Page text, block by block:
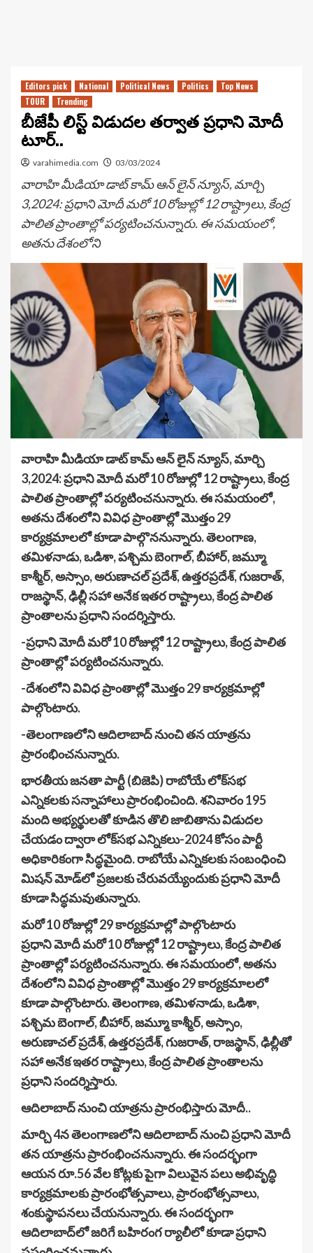
Editors pick National Political News Politics
Top News
TOUR
Trending
బీజేపీ లిస్ట్ విడుదల తర్వాత ప్రధాని మోదీ
టూర్..
varahimedia.com 03/03/2024
వారాహి మీడియా డాట్ కామ్ ఆన్ లైన్ న్యూస్, మార్చి
3,2024: ప్రధాని మోదీ మరో 10 రోజుల్లో 12 రాష్ట్రాలు, కేంద్ర
పాలిత ప్రాంతాల్లో పర్యటించనున్నారు. ఈ సమయంలో,
అతను దేశంలోని
వారాహి మీడియా డాట్ కామ్ ఆన్ లైన్ న్యూస్, మార్చి
3,2024: ప్రధాని మోదీ మరో 10 రోజుల్లో 12 రాష్ట్రాలు, కేంద్ర
పాలిత ప్రాంతాల్లో పర్యటించనున్నారు. ఈ సమయంలో,
అతను దేశంలోని వివిధ ప్రాంతాల్లో మొత్తం 29
కార్యక్రమాలలో కూడా పాల్గొననున్నారు. తెలంగాణ,
తమిళనాడు, ఒడిశా, పశ్చిమ బెంగాల్, బీహార్, జమ్మూ
కాశ్మీర్, అస్సాం, అరుణాచల్ ప్రదేశ్, ఉత్తరప్రదేశ్, గుజరాత్,
రాజస్థాన్, ఢిల్లీ సహా అనేక ఇతర రాష్ట్రాలు, కేంద్ర పాలిత
ప్రాంతాలను ప్రధాని సందర్శిస్తారు.
-ప్రధాని మోదీ మరో 10 రోజుల్లో 12 రాష్ట్రాలు, కేంద్ర పాలిత
ప్రాంతాల్లో పర్యటించనున్నారు.
-దేశంలోని వివిధ ప్రాంతాల్లో మొత్తం 29 కార్యక్రమాల్లో
పాల్గొంటారు.
-తెలంగాణలోని ఆదిలాబాద్ నుంచి తన యాత్రను
ప్రారంభించనున్నారు.
భారతీయ జనతా పార్టీ (బిజెపి) రాబోయే లోక్‌సభ
ఎన్నికలకు సన్నాహాలు ప్రారంభించింది. శనివారం 195
మంది అభ్యర్థులతో కూడిన తొలి జాబితాను విడుదల
చేయడం ద్వారా లోక్‌సభ ఎన్నికలు-2024 కోసం పార్టీ
అధికారికంగా సిద్ధమైంది. రాబోయే ఎన్నికలకు సంబంధించి
మిషన్ మోడ్‌లో ప్రజలకు చేరువయ్యేందుకు ప్రధాని మోదీ
కూడా సిద్ధమవుతున్నారు.
మరో 10 రోజుల్లో 29 కార్యక్రమాల్లో పాల్గొంటారు
ప్రధాని మోదీ మరో 10 రోజుల్లో 12 రాష్ట్రాలు, కేంద్ర పాలిత
ప్రాంతాల్లో పర్యటించనున్నారు. ఈ సమయంలో, అతను
దేశంలోని వివిధ ప్రాంతాల్లో మొత్తం 29 కార్యక్రమాలలో
కూడా పాల్గొంటారు. తెలంగాణ, తమిళనాడు, ఒడిశా,
పశ్చిమ బెంగాల్, బీహార్, జమ్మూ కాశ్మీర్, అస్సాం,
అరుణాచల్ ప్రదేశ్, ఉత్తరప్రదేశ్, గుజరాత్, రాజస్థాన్, ఢిల్లీతో
సహా అనేక ఇతర రాష్ట్రాలు, కేంద్ర పాలిత ప్రాంతాలను
ప్రధాని సందర్శిస్తారు.
ఆదిలాబాద్ నుంచి యాత్రను ప్రారంభిస్తారు మోదీ..
మార్చి 4న తెలంగాణలోని ఆదిలాబాద్ నుంచి ప్రధాని మోదీ
తన యాత్రను ప్రారంభించనున్నారు. ఈ సందర్భంగా
ఆయన రూ.56 వేల కోట్లకు పైగా విలువైన పలు అభివృద్ధి
కార్యక్రమాలకు ప్రారంభోత్సవాలు, ప్రారంభోత్సవాలు,
శంకుస్థాపనలు చేయనున్నారు. ఈ సందర్భంగా
ఆదిలాబాద్‌లో జరిగే బహిరంగ ర్యాలీలో కూడా ప్రధాని